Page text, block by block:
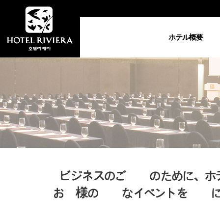
ホテル概要
ホテル紹介
総支配人の御挨
拶
アクセス
ビデオ・クリップ
ビジネスのご成功のために、
お客様の大切なイベントを成功